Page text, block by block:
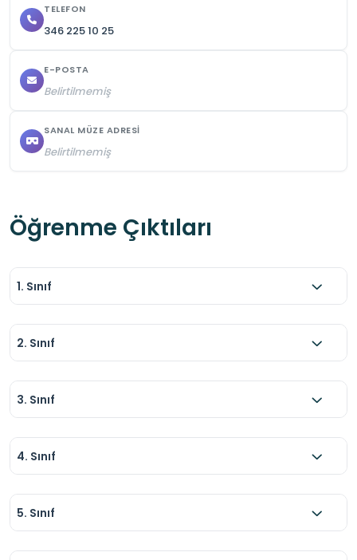
açıktır.
Fasıl ve ortaoyunu gösterileri yalnızca önceden
TELEFON
346 225 10 25
E-POSTA
Belirtilmemiş
SANAL MÜZE ADRESI
Belirtilmemiş
Öğrenme Çıktıları
1. Sınıf
2. Sınıf
3. Sınıf
4. Sınıf
5. Sınıf